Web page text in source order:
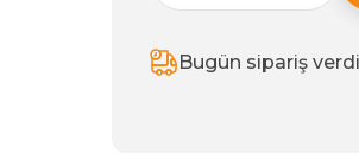
Bugün sipariş